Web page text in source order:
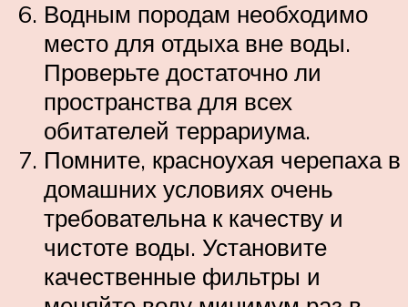
Водным породам необходимо
место для отдыха вне воды.
Проверьте достаточно ли
пространства для всех
обитателей террариума.
Помните, красноухая черепаха в
домашних условиях очень
требовательна к качеству и
чистоте воды. Установите
качественные фильтры и